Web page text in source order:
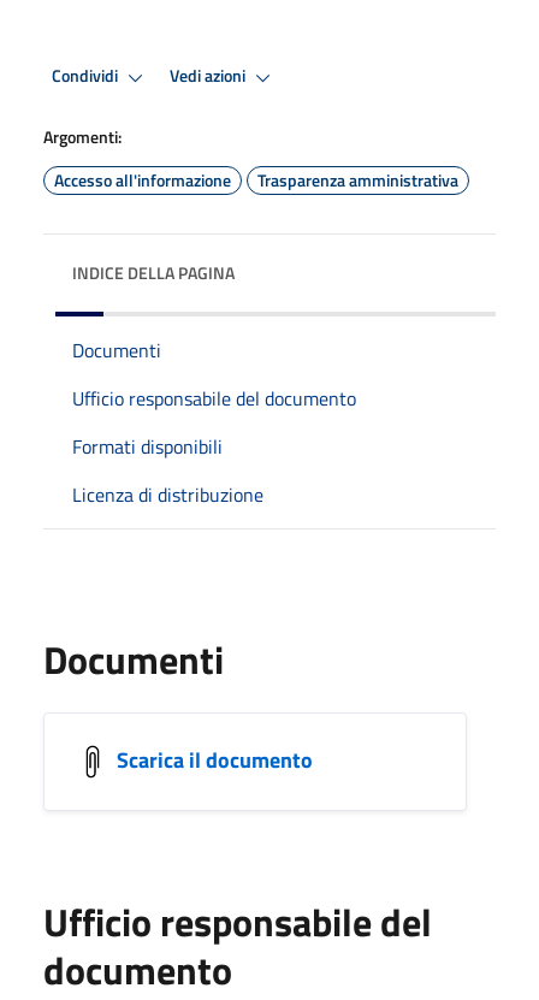
Condividi Vedi azioni
Argomenti:
Accesso all'informazione
Trasparenza amministrativa
INDICE DELLA PAGINA
Documenti
Ufficio responsabile del documento
Formati disponibili
Licenza di distribuzione
Documenti
Scarica il documento
Ufficio responsabile del
documento